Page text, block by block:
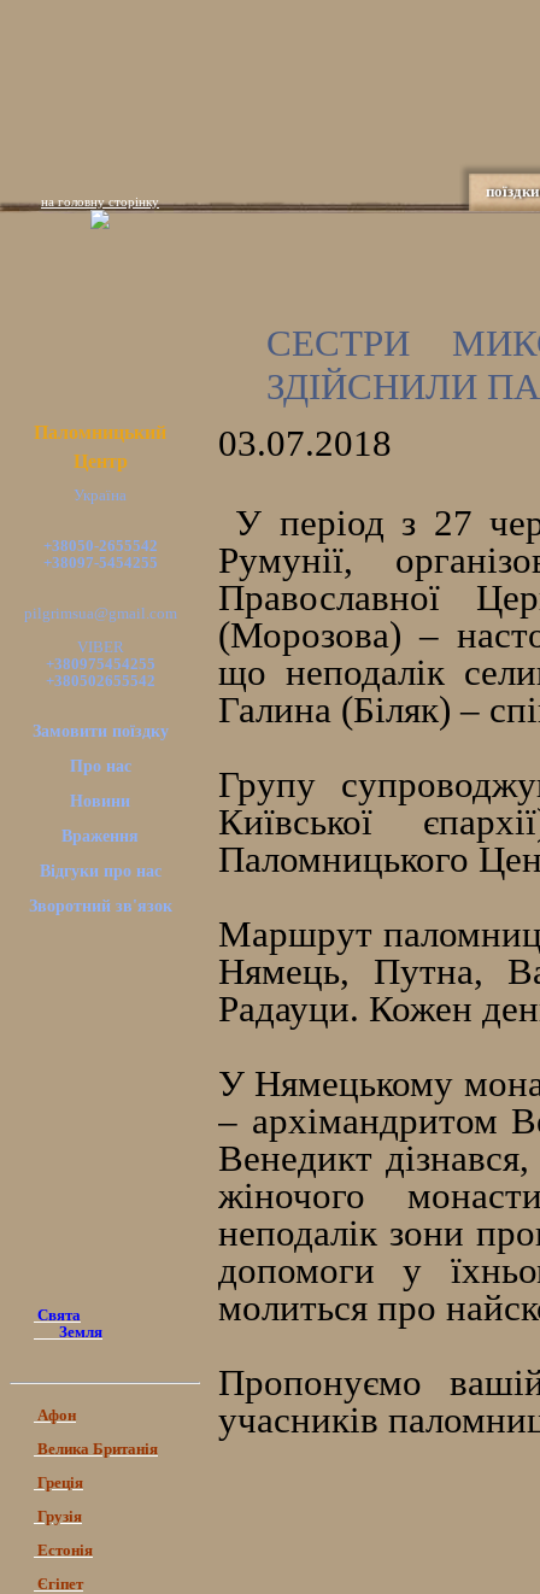
поїздки
на головну сторінку
Паломницький
Центр
Україна
+38050-2655542
+38097-5454255
pilgrimsua@gmail.com
VIBER
+380975454255
+380502655542
Замовити поїздку
Про нас
Новини
Враження
Відгуки про нас
Зворотний зв'язок
Свята
Земля
Афон
Велика Британія
Греція
Грузія
Естонія
Єгіпет
СЕСТРИ
ЗДІЙСНИЛИ
03.07.2018
У період з 27
Румунії,
Православної
(Морозова) –
що неподалік
Галина (Біляк) –
Групу
Київської
Паломницького
Маршрут
Нямець, Путна,
Радауци. Кожен
У Нямецькому
– архімандритом
Венедикт
жіночого
неподалік зони
допомоги у
молиться про
Пропонуємо
учасників